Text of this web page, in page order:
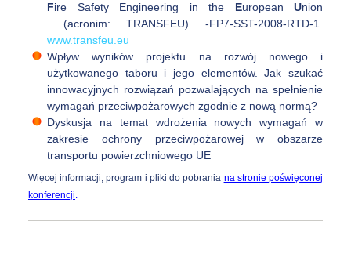
Fire Safety Engineering in the European Union
(acronim: TRANSFEU) -FP7-SST-2008-RTD-1.
www.transfeu.eu
Wpływ wyników projektu na rozwój nowego i
użytkowanego taboru i jego elementów. Jak szukać
innowacyjnych rozwiązań pozwalających na spełnienie
wymagań przeciwpożarowych zgodnie z nową normą?
Dyskusja na temat wdrożenia nowych wymagań w
zakresie ochrony przeciwpożarowej w obszarze
transportu powierzchniowego UE
Więcej informacji, program i pliki do pobrania na stronie poświęconej
konferencji.